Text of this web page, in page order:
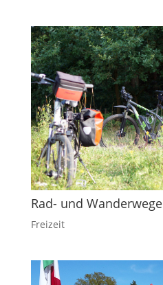
Rad- und Wanderwege
Freizeit